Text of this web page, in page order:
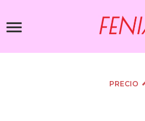
contenido
Toggle
PRECIO